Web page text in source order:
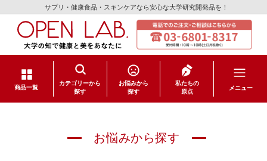
サプリ・健康食品・スキンケアなら安心な大学研究開発品を！
商品一覧
カテゴリーから
探す
健康食品
お悩みから
探す
私たちの
原点
メニュー
お悩みから探す